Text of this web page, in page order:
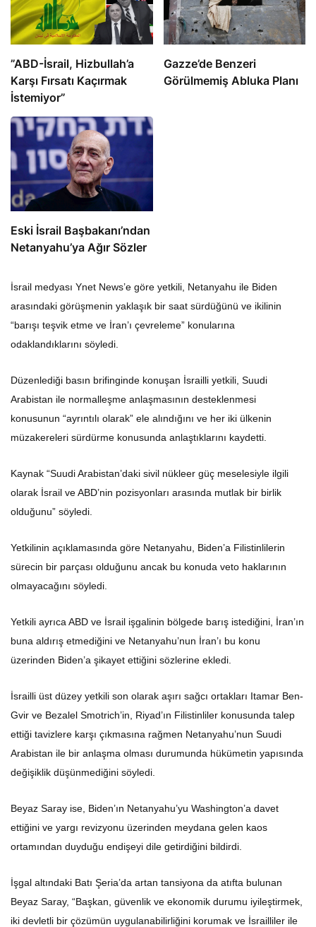
​​​​​​​”ABD-İsrail, Hizbullah’a
Karşı Fırsatı Kaçırmak
İstemiyor”
​​​​​​​Gazze’de Benzeri
Görülmemiş Abluka Planı
Eski İsrail Başbakanı’ndan
Netanyahu’ya Ağır Sözler
İsrail medyası Ynet News’e göre yetkili, Netanyahu ile Biden
arasındaki görüşmenin yaklaşık bir saat sürdüğünü ve ikilinin
“barışı teşvik etme ve İran’ı çevreleme” konularına
odaklandıklarını söyledi.
Düzenlediği basın brifinginde konuşan İsrailli yetkili, Suudi
Arabistan ile normalleşme anlaşmasının desteklenmesi
konusunun “ayrıntılı olarak” ele alındığını ve her iki ülkenin
müzakereleri sürdürme konusunda anlaştıklarını kaydetti.
Kaynak “Suudi Arabistan’daki sivil nükleer güç meselesiyle ilgili
olarak İsrail ve ABD’nin pozisyonları arasında mutlak bir birlik
olduğunu” söyledi.
Yetkilinin açıklamasında göre Netanyahu, Biden’a Filistinlilerin
sürecin bir parçası olduğunu ancak bu konuda veto haklarının
olmayacağını söyledi.
Yetkili ayrıca ABD ve İsrail işgalinin bölgede barış istediğini, İran’ın
buna aldırış etmediğini ve Netanyahu’nun İran’ı bu konu
üzerinden Biden’a şikayet ettiğini sözlerine ekledi.
İsrailli üst düzey yetkili son olarak aşırı sağcı ortakları Itamar Ben-
Gvir ve Bezalel Smotrich’in, Riyad’ın Filistinliler konusunda talep
ettiği tavizlere karşı çıkmasına rağmen Netanyahu’nun Suudi
Arabistan ile bir anlaşma olması durumunda hükümetin yapısında
değişiklik düşünmediğini söyledi.
Beyaz Saray ise, Biden’ın Netanyahu’yu Washington’a davet
ettiğini ve yargı revizyonu üzerinden meydana gelen kaos
ortamından duyduğu endişeyi dile getirdiğini bildirdi.
İşgal altındaki Batı Şeria’da artan tansiyona da atıfta bulunan
Beyaz Saray, “Başkan, güvenlik ve ekonomik durumu iyileştirmek,
iki devletli bir çözümün uygulanabilirliğini korumak ve İsrailliler ile